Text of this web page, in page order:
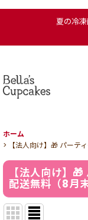
夏の冷
ホーム
>
【法人向け】🎁 パー
【法人向け】
配送無料（8月末